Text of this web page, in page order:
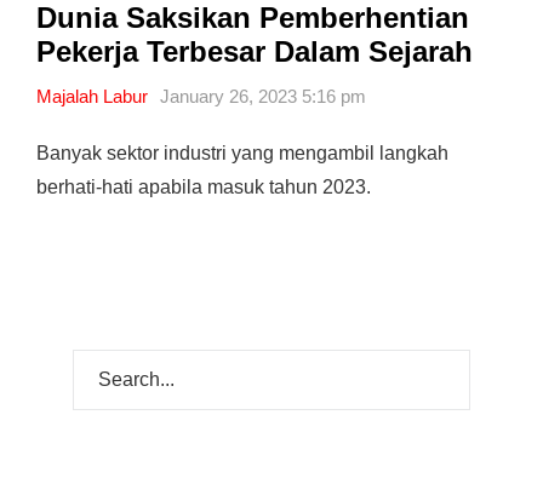
Dunia Saksikan Pemberhentian
Pekerja Terbesar Dalam Sejarah
Majalah Labur January 26, 2023 5:16 pm
Banyak sektor industri yang mengambil langkah
berhati-hati apabila masuk tahun 2023.